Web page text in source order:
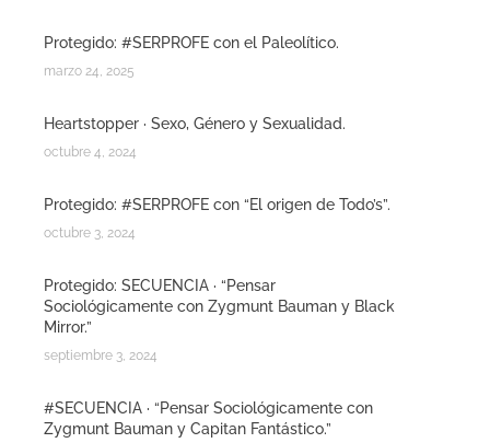
Protegido: #SERPROFE con el Paleolítico.
marzo 24, 2025
Heartstopper · Sexo, Género y Sexualidad.
octubre 4, 2024
Protegido: #SERPROFE con “El origen de Todo’s”.
octubre 3, 2024
Protegido: SECUENCIA · “Pensar
Sociológicamente con Zygmunt Bauman y Black
Mirror.”
septiembre 3, 2024
#SECUENCIA · “Pensar Sociológicamente con
Zygmunt Bauman y Capitan Fantástico.”